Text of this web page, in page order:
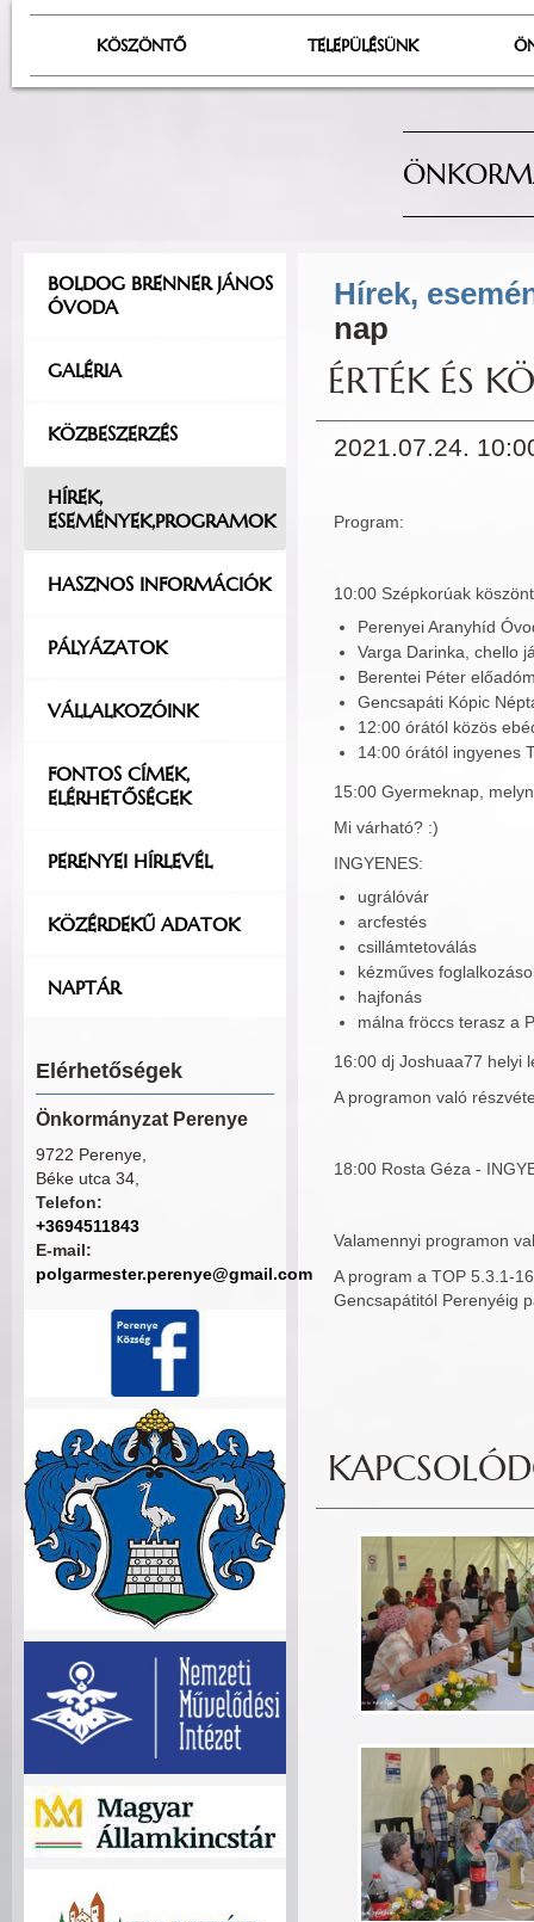
KÖSZÖNTŐ TELEPÜLÉSÜNK
BOLDOG BRENNER JÁNOS
ÓVODA
GALÉRIA
KÖZBESZERZÉS
HÍREK,
ESEMÉNYEK,PROGRAMOK
HASZNOS INFORMÁCIÓK
PÁLYÁZATOK
VÁLLALKOZÓINK
FONTOS CÍMEK,
ELÉRHETŐSÉGEK
PERENYEI HÍRLEVÉL
KÖZÉRDEKŰ ADATOK
NAPTÁR
Elérhetőségek
Önkormányzat Perenye
9722 Perenye,
Béke utca 34,
Telefon:
+3694511843
E-mail:
polgarmester.perenye@gmail.com
Hírek,
nap
ÉRTÉK ÉS
2021.07.24.
Program:
10:00 Szépkorúak
Perenyei Aranyhíd
Varga Darinka, chello
Berentei Péter
Gencsapáti Kópic
12:00 órától közös
14:00 órától ingyenes
15:00 Gyermeknap,
Mi várható? :)
INGYENES:
ugrálóvár
arcfestés
csillámtetoválás
kézműves
hajfonás
málna fröccs terasz a
16:00 dj Joshuaa77 helyi
A programon való
18:00 Rosta Géza -
Valamennyi programon
A program a TOP 5.3.1-
Gencsapátitól Perenyéig